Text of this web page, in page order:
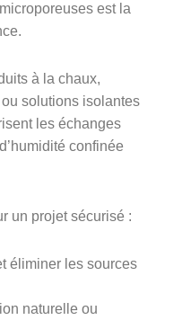
est la
à la chaux,
solutions isolantes
les échanges
confinée
un projet sécurisé :
éliminer les sources
naturelle ou